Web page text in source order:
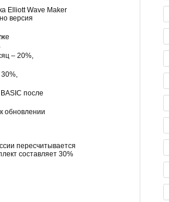
Elliott Wave Maker
версия
– 20%,
после
обновлении
пересчитывается
составляет 30%